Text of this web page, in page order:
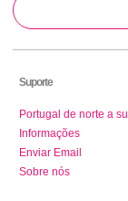
Suporte
Portugal de norte a sul
Informações
Enviar Email
Sobre nós